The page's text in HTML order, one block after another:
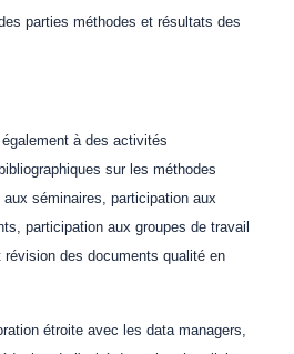
parties méthodes et résultats des
à des activités
sur les méthodes
séminaires, participation aux
participation aux groupes de travail
des documents qualité en
étroite avec les data managers,